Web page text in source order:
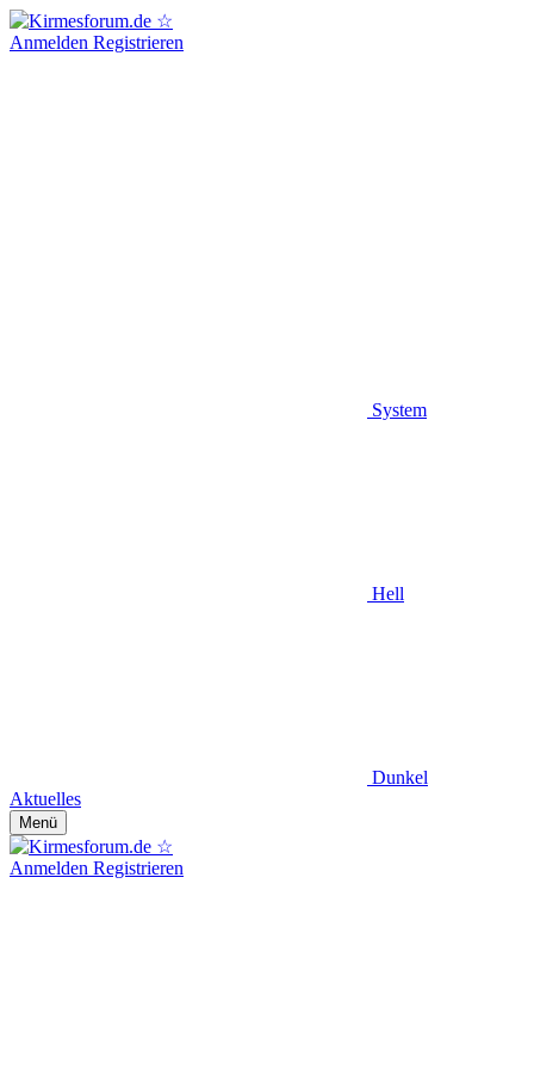
Anmelden Registrieren
System
Hell
Dunkel
Aktuelles
Menü
Anmelden Registrieren